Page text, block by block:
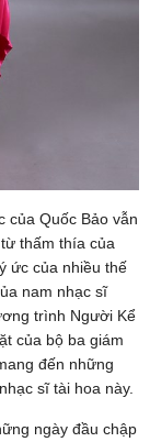
của Quốc Bảo vẫn
thấm thía của
ức của nhiều thế
nam nhạc sĩ
trình Người Kể
của bộ ba giám
đến những
sĩ tài hoa này.
ngày đầu chập